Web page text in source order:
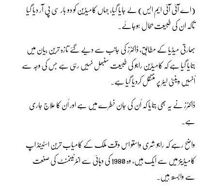
(اے آئی آئی ایم ایس) لے جایا گیا، جہاں کامیڈین کو دو بار سی پی آر دیا گیا
تاکہ ان کی طبیعت بحال ہوجائے۔
بھارتی میڈیا کے مطابق، ڈاکٹرز کی جانب سے دیے گئے تازہ ترین بیان میں
بتایا گیا ہے کہ کامیڈین راجو کی طبیعت سنبھل نہیں رہی ہے جس کی وجہ سے
اُنہیں وینٹی لیٹر پر منتقل کردیا گیا ہے۔
ڈاکٹرز نے یہ بھی بتایا کہ اُن کی جان خطرے میں ہے اور اُن کا علاج جاری
ہے۔
واضح رہے کہ راجو شری واستو اس وقت ملک کے کامیاب ترین اسٹینڈ اپ
کامیڈینز میں سے ایک ہیں، وہ 1980 کی دہائی سے انٹرٹینمنٹ کی صنعت
سے وابستہ ہیں۔